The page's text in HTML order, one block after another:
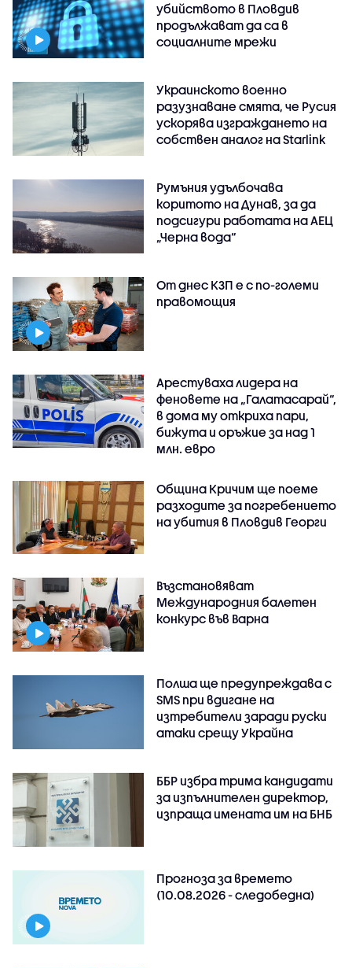
убийството в Пловдив
продължават да са в
социалните мрежи
Украинското военно
разузнаване смята, че Русия
ускорява изграждането на
собствен аналог на Starlink
Румъния удълбочава
коритото на Дунав, за да
подсигури работата на АЕЦ
„Черна вода“
От днес КЗП е с по-големи
правомощия
Арестуваха лидера на
феновете на „Галатасарай“,
в дома му откриха пари,
бижута и оръжие за над 1
млн. евро
Община Кричим ще поеме
разходите за погребението
на убития в Пловдив Георги
Възстановяват
Международния балетен
конкурс във Варна
Полша ще предупреждава с
SMS при вдигане на
изтребители заради руски
атаки срещу Украйна
ББР избра трима кандидати
за изпълнителен директор,
изпраща имената им на БНБ
Прогноза за времето
(10.08.2026 - следобедна)